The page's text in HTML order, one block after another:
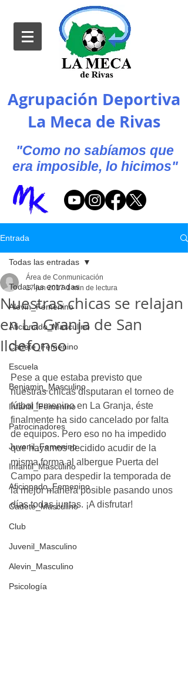
Agrupación Deportiva
La Meca de Rivas
"Como no sabíamos que
era imposible, lo hicimos"
Entrada
Todas las entradas
Alevin_Femenino
Aficionado_Masculino
Cadete_Femenino
Escuela
Benjamin_Masculino
Infantil_Femenino
Patrocinadores
Juvenil_Femenino
Infantil_Masculino
Aficionado_Femenino
Cadete_Masculino
Club
Juvenil_Masculino
Alevin_Masculino
Psicología
Todas las entradas
Nuestras chicas se relajan
en La Granja de San
Ildefonso
Área de Conmunicación
17 jun 2017 1 min de lectura
Pese a que estaba previsto que
nuestras chicas disputaran el torneo de
fútbol femenino en La Granja, éste
finalmente ha sido cancelado por falta
de equipos. Pero eso no ha impedido
que hayamos decidido acudir de la
misma forma al albergue Puerta del
Campo para despedir la temporada de
la mejor manera posible pasando unos
días todas juntas. ¡A disfrutar!